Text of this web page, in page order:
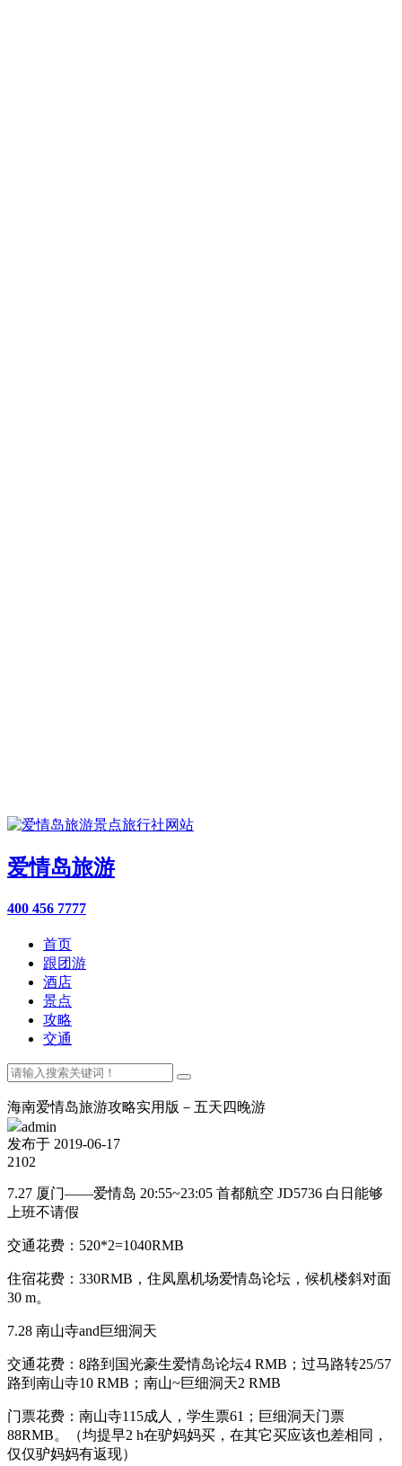
爱情岛旅游
400 456 7777
首页
跟团游
酒店
景点
攻略
交通
海南爱情岛旅游攻略实用版－五天四晚游
admin
发布于 2019-06-17
2102
7.27 厦门——爱情岛 20:55~23:05 首都航空 JD5736 白日能够
上班不请假
交通花费：520*2=1040RMB
住宿花费：330RMB，住凤凰机场爱情岛论坛，候机楼斜对面
30 m。
7.28 南山寺and巨细洞天
交通花费：8路到国光豪生爱情岛论坛4 RMB；过马路转25/57
路到南山寺10 RMB；南山~巨细洞天2 RMB
门票花费：南山寺115成人，学生票61；巨细洞天门票
88RMB。（均提早2 h在驴妈妈买，在其它买应该也差相同，
仅仅驴妈妈有返现）